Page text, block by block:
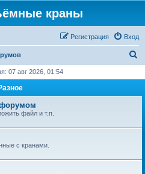
краны
Вход
Регистрация
с
07 авг 2026, 01:54
файл и т.п.
с кранами.